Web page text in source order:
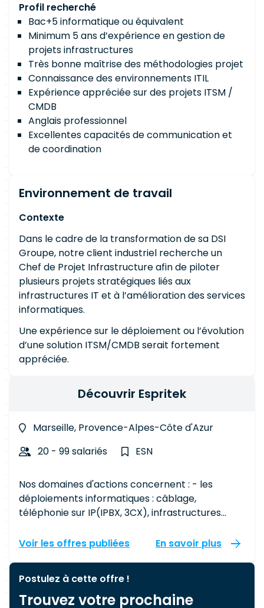
Profil recherché
Bac+5 informatique ou équivalent
Minimum 5 ans d’expérience en gestion de
projets infrastructures
Très bonne maîtrise des méthodologies projet
Connaissance des environnements ITIL
Expérience appréciée sur des projets ITSM /
CMDB
Anglais professionnel
Excellentes capacités de communication et
de coordination
Environnement de travail
Contexte
Dans le cadre de la transformation de sa DSI
Groupe, notre client industriel recherche un
Chef de Projet Infrastructure afin de piloter
plusieurs projets stratégiques liés aux
infrastructures IT et à l’amélioration des services
informatiques.
Une expérience sur le déploiement ou l’évolution
d’une solution ITSM/CMDB serait fortement
appréciée.
Découvrir Espritek
Marseille, Provence-Alpes-Côte d'Azur
20 - 99 salariés
ESN
Nos domaines d'actions concernent : - les
déploiements informatiques : câblage,
téléphonie sur IP(IPBX, 3CX), infrastructures
baies de stockage, TPV, terminaux bancaires,
d'accès, vidéo surveillance, objets connectés,
étiquettes électroniques RFID, dotation de
Voir les offres publiées En savoir plus
Postulez à cette offre !
Trouvez votre prochaine